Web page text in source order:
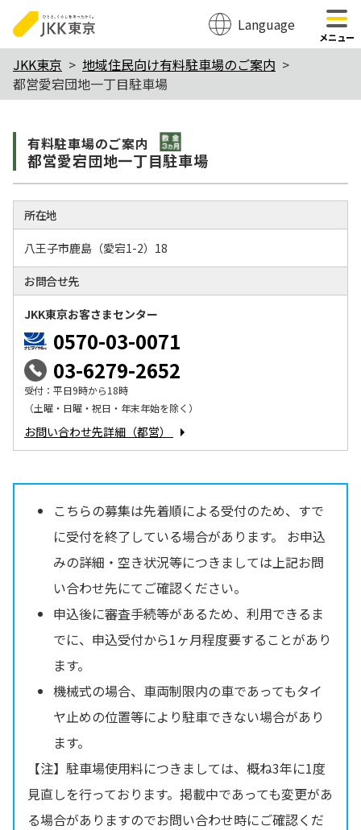
のページの本文へ移動
Language
メニュー
JKK東京
地域住民向け有料駐車場のご案内
都営愛宕団地一丁目駐車場
有料駐⾞場のご案内 敷金3か月
都営愛宕団地一丁目駐車場
所在地
八王子市鹿島（愛宕1-2）18
お問合せ先
JKK東京お客さまセンター
0570-03-0071
03-6279-2652
受付：平日9時から18時
（土曜・日曜・祝日・年末年始を除く）
お問い合わせ先詳細（都営）
こちらの募集は先着順による受付のため、すで
に受付を終了している場合があります。 お申込
みの詳細・空き状況等につきましては上記お問
い合わせ先にてご確認ください。
申込後に審査手続等があるため、利用できるま
でに、申込受付から1ヶ月程度要することがあり
ます。
機械式の場合、車両制限内の車であってもタイ
ヤ止めの位置等により駐車できない場合があり
ます。
【注】駐車場使用料につきましては、概ね3年に1度
見直しを行っております。掲載中であっても変更があ
る場合がありますのでお問い合わせ時にご確認くだ